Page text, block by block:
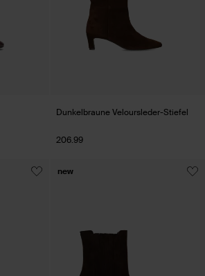
Dunkelbraune Veloursleder-Stiefel
206.99
new